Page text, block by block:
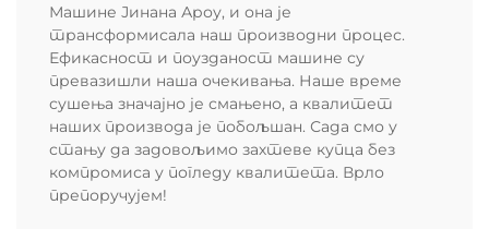
Машине Јинана Ароу, и она је
трансформисала наш производни процес.
Ефикасност и поузданост машине су
превазишли наша очекивања. Наше време
сушења значајно је смањено, а квалитет
наших производа је побољшан. Сада смо у
стању да задовољимо захтеве купца без
компромиса у погледу квалитета. Врло
препоручујем!